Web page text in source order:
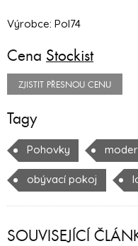
Výrobce: Pol74
Cena Stockist
ZJISTIT PŘESNOU CENU
Tagy
Pohovky
obývací pokoj
SOUVISEJÍCÍ